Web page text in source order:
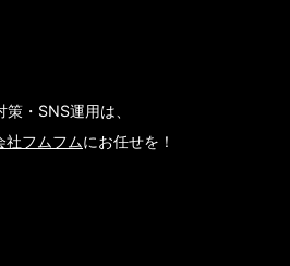
・SNS運用は、
社フムフムにお任せを！